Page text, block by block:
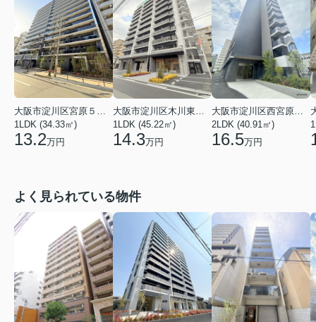
大阪市淀川区宮原５丁目
1LDK (34.33㎡)
13.2万円
1LDK (45.22㎡)
14.3万円
大阪市淀川区西宮原２丁目
2LDK (40.91㎡)
16.5万円
よく見られている物件